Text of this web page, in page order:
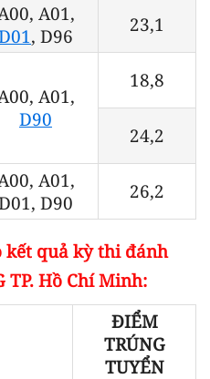
A01,
, D96
23,1
A01,
D90
18,8
24,2
A01,
D90
26,2
quả kỳ thi đánh
TP. Hồ Chí Minh:
ĐIỂM
TRÚNG
TUYỂN